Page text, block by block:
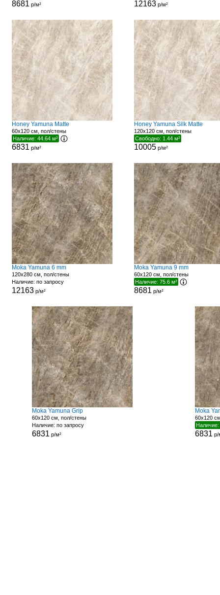
8681 р/м² 12163р/м²
Honey Yamuna Matte
60x120 см, пол/стены
Наличие: 44.64 м²
6831 р/м²
Honey Yamuna Silk Matte
120x120 см, пол/стены
Свободно: 1.44 м²
10005р/м²
Moka Yamuna 6 mm
120x280 см, пол/стены
Наличие: по запросу
12163р/м²
Moka Yamuna 9 mm
60x120 см, пол/стены
Наличие: 75.6 м²
8681 р/м²
Moka Yamuna Grip
60x120 см, пол/стены
Наличие: по запросу
6831 р/м²
Moka
60x120
6831 р/